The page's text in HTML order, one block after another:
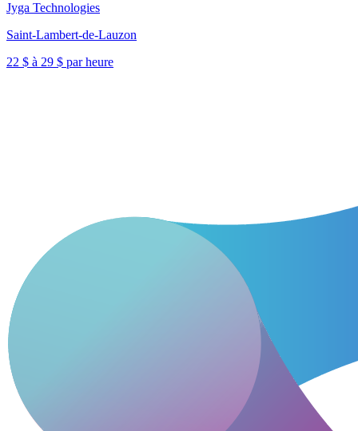
Jyga Technologies
Saint-Lambert-de-Lauzon
22 $ à 29 $ par heure